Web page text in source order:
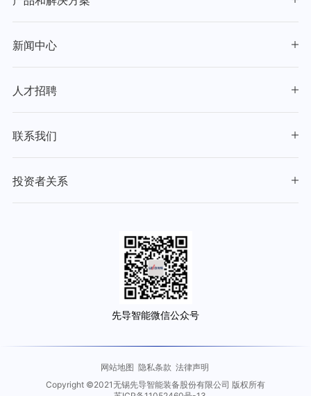
新闻中心
人才招聘
联系我们
投资者关系
先导智能微信公众号
网站地图 隐私条款 法律声明
Copyright ©2021无锡先导智能装备股份有限公司 版权所有